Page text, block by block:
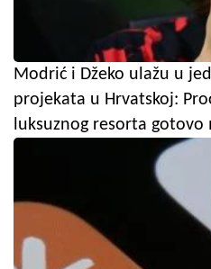
Modrić i Džeko ulažu u
projekata u Hrvatskoj:
luksuznog resorta